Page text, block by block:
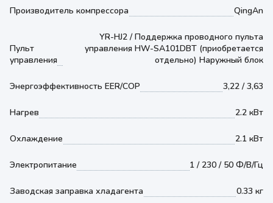
Производитель компрессора QingAn
Пульт
управления
YR-HJ2 / Поддержка проводного пульта
управления HW-SA101DBT (приобретается
отдельно) Наружный блок
Энергоэффективность EER/COP 3,22 / 3,63
Нагрев 2.2 кВт
Охлаждение 2.1 кВт
Электропитание 1 / 230 / 50 Ф/В/Гц
Заводская заправка хладагента 0.33 кг